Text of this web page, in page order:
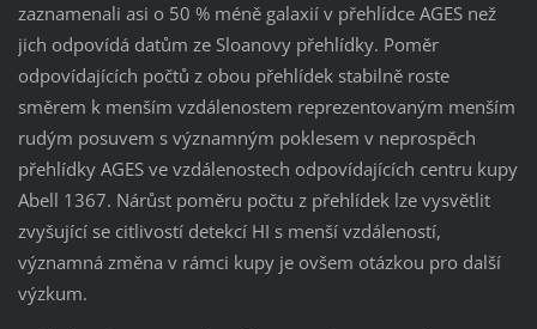
zaznamenali asi o 50 % méně galaxií v přehlídce AGES než
jich odpovídá datům ze Sloanovy přehlídky. Poměr
odpovídajících počtů z obou přehlídek stabilně roste
směrem k menším vzdálenostem reprezentovaným menším
rudým posuvem s významným poklesem v neprospěch
přehlídky AGES ve vzdálenostech odpovídajících centru kupy
Abell 1367. Nárůst poměru počtu z přehlídek lze vysvětlit
zvyšující se citlivostí detekcí HI s menší vzdáleností,
významná změna v rámci kupy je ovšem otázkou pro další
výzkum.